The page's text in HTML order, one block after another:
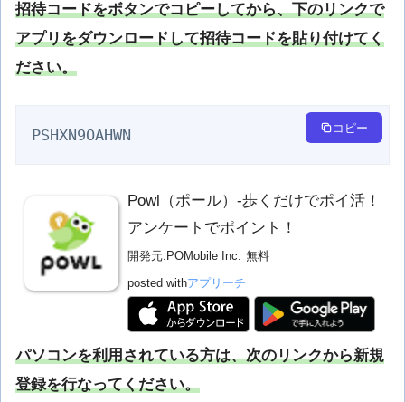
招待コードをボタンでコピーしてから、下のリンクで
アプリをダウンロードして招待コードを貼り付けてく
ださい。
PSHXN9OAHWN コピー
Powl（ポール）-歩くだけでポイ活！
アンケートでポイント！
開発元: POMobile Inc. 無料
posted withアプリーチ
パソコンを利用されている方は、次のリンクから新規
登録を行なってください。